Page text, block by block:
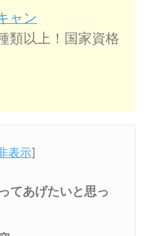
ャン
類以上！国家資格
表示]
てあげたいと思っ